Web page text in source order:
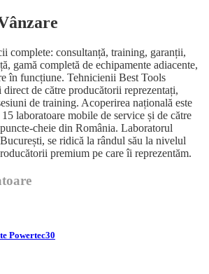
complete: consultanță, training, garanții,
gamă completă de echipamente adiacente,
în funcțiune. Tehnicienii Best Tools
de către producătorii reprezentați,
de training. Acoperirea națională este
laboratoare mobile de service și de către
cheie din România. Laboratorul
se ridică la rândul său la nivelul
premium pe care îi reprezentăm.
Powertec30